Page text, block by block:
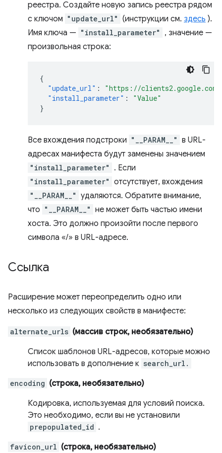
реестра. Создайте новую запись реестра рядом
с ключом "update_url" (инструкции см. здесь ).
Имя ключа — "install_parameter"
, значение —
произвольная строка:
{
"update_url" :
"https://
"install_parameter" :
"Value"
}
Все вхождения подстроки "__PARAM__" в URL-
адресах манифеста будут заменены значением
"install_parameter" . Если
"install_parameter" отсутствует, вхождения
"__PARAM__" удаляются. Обратите внимание,
что "__PARAM__" не может быть частью имени
хоста. Это должно произойти после первого
символа «/» в URL-адресе.
Ссылка
Расширение может переопределить одно или
несколько из следующих свойств в манифесте:
alternate_urls (массив строк, необязательно)
Список шаблонов URL-адресов, которые можно
использовать в дополнение к search_url.
encoding (строка, необязательно)
Кодировка, используемая для условий поиска.
Это необходимо, если вы не установили
prepopulated_id .
favicon_url (строка, необязательно)